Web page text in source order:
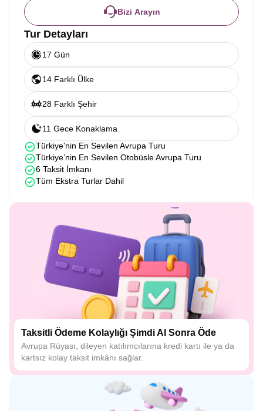
Bizi Arayın
Tur Detayları
17 Gün
14 Farklı Ülke
28 Farklı Şehir
11 Gece Konaklama
Türkiye'nin En Sevilen Avrupa Turu
Türkiye’nin En Sevilen Otobüsle Avrupa Turu
6 Taksit İmkanı
Tüm Ekstra Turlar Dahil
Taksitli Ödeme Kolaylığı Şimdi Al Sonra Öde
Avrupa Rüyası, dileyen katılımcılarına kredi kartı ile ya da
kartsız kolay taksit imkânı sağlar.